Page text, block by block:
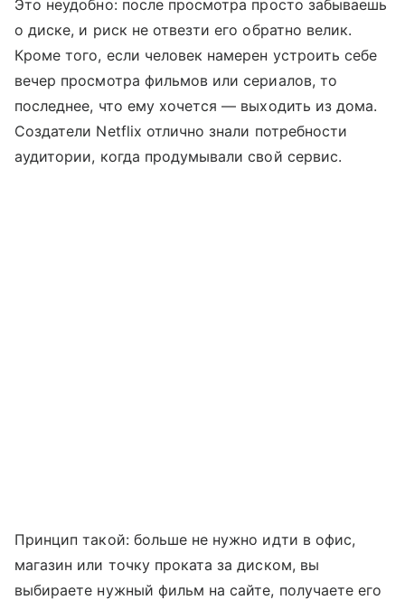
Это неудобно: после просмотра просто забываешь
о диске, и риск не отвезти его обратно велик.
Кроме того, если человек намерен устроить себе
вечер просмотра фильмов или сериалов, то
последнее, что ему хочется — выходить из дома.
Создатели Netflix отлично знали потребности
аудитории, когда продумывали свой сервис.
Принцип такой: больше не нужно идти в офис,
магазин или точку проката за диском, вы
выбираете нужный фильм на сайте, получаете его